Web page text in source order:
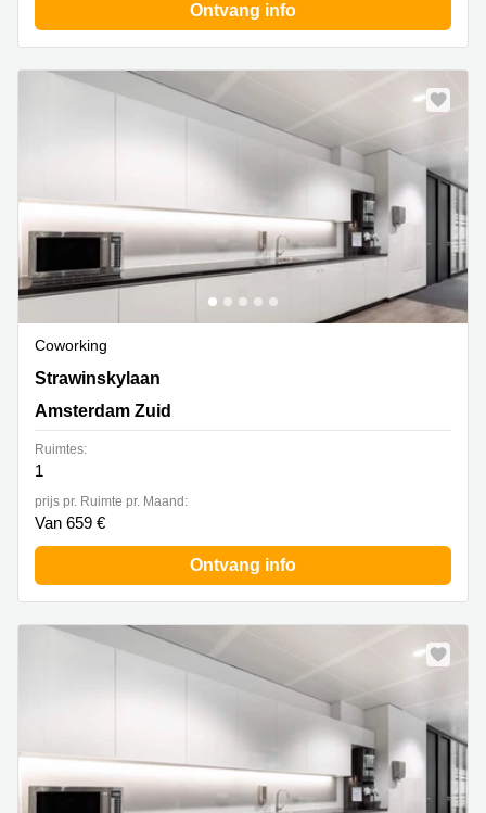
Ontvang info
Coworking
Strawinskylaan 3051,Atrium Building, Amsterdam Zuid
Strawinskylaan
Amsterdam Zuid
Ruimtes:
1
prijs pr. Ruimte pr. Maand:
Van 659 €
Ontvang info